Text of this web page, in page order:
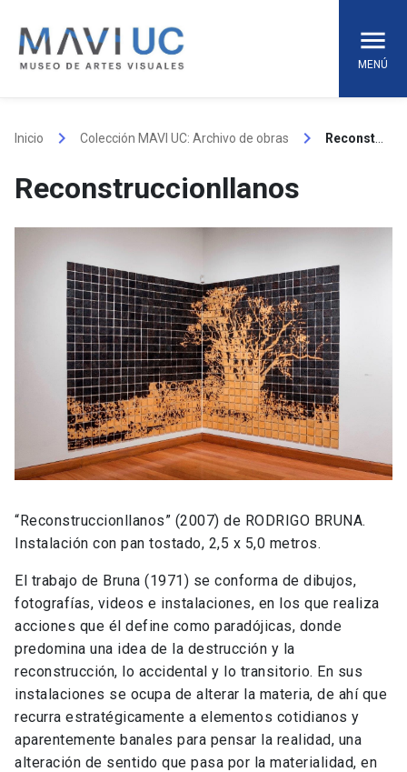
content
MENÚ
Inicio keyboard_arrow_right Colección MAVI UC: Archivo de obras keyboard_arrow_right
Reconstruccionllanos
“Reconstruccionllanos” (2007) de RODRIGO BRUNA.
Instalación con pan tostado, 2,5 x 5,0 metros.
El trabajo de Bruna (1971) se conforma de dibujos,
fotografías, videos e instalaciones, en los que realiza
acciones que él define como paradójicas, donde
predomina una idea de la destrucción y la
reconstrucción, lo accidental y lo transitorio. En sus
instalaciones se ocupa de alterar la materia, de ahí que
recurra estratégicamente a elementos cotidianos y
aparentemente banales para pensar la realidad, una
alteración de sentido que pasa por la materialidad, en